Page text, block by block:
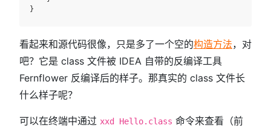
看起来和源代码很像，只是多了一个空的构造方法，对
吧？它是 class 文件被 IDEA 自带的反编译工具
Fernflower 反编译后的样子。那真实的 class 文件长
什么样子呢？
可以在终端中通过 xxd Hello.class 命令来查看（前